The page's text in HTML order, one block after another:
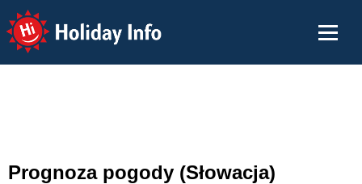
Holiday Info
Prognoza pogody (Słowacja)